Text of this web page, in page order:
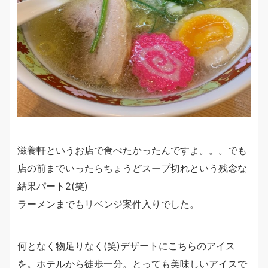
滋養軒というお店で食べたかったんですよ。。。でも
店の前までいったらちょうどスープ切れという残念な
結果パート2(笑)
ラーメンまでもリベンジ案件入りでした。
何となく物足りなく(笑)デザートにこちらのアイス
を。ホテルから徒歩一分。とっても美味しいアイスで